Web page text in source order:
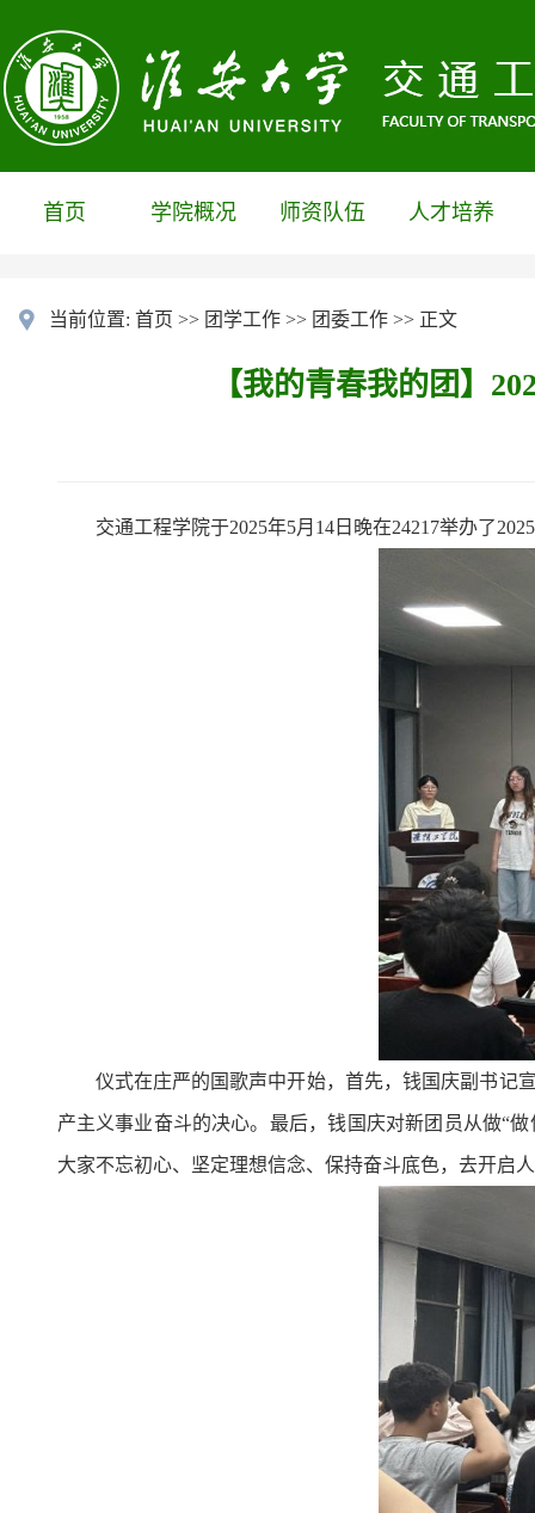
首页 学院概况 师资队伍 人才培养
当前位置: 首页 >> 团学工作 >> 团委工作 >> 正文
【我的青春我的团】
交通工程学院于2025年5月 14日晚在24217举办了2025
仪式在庄严的国歌声中开始， 首先，钱国庆副书记
产主义事业奋斗的决心。 最后，钱国庆对新团员 从做“
大家不忘初心、坚定理想信念、保持奋斗底色，去开启